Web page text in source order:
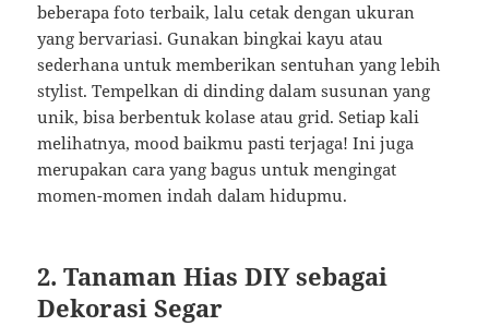
beberapa foto terbaik, lalu cetak dengan ukuran
yang bervariasi. Gunakan bingkai kayu atau
sederhana untuk memberikan sentuhan yang lebih
stylist. Tempelkan di dinding dalam susunan yang
unik, bisa berbentuk kolase atau grid. Setiap kali
melihatnya, mood baikmu pasti terjaga! Ini juga
merupakan cara yang bagus untuk mengingat
momen-momen indah dalam hidupmu.
2. Tanaman Hias DIY sebagai
Dekorasi Segar